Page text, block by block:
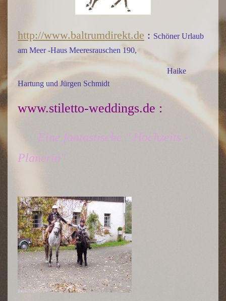
http://www.baltrumdirekt.de : Schöner Urlaub
am Meer -Haus Meeresrauschen 190,
Haike
Hartung und Jürgen Schmidt
www.stiletto-weddings.de :
Eine fantastische " Hochzeits -
Planerin"